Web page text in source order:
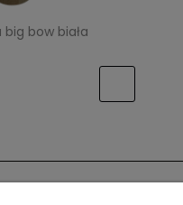
bow biała